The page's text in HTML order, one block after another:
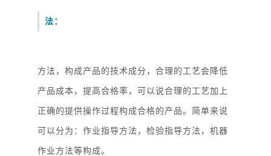
法：
方法，构成产品的技术成分，合理的工艺会降低
产品成本，提高合格率，可以说合理的工艺加上
正确的提供操作过程构成合格的产品。简单来说
可以分为：作业指导方法，检验指导方法，机器
作业方法等构成。